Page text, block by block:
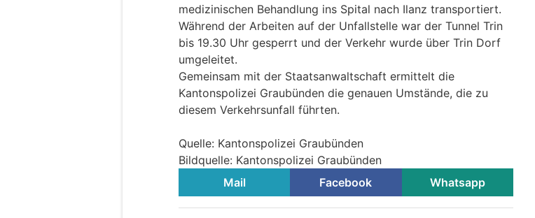
medizinischen Behandlung ins Spital nach Ilanz transportiert.
Während der Arbeiten auf der Unfallstelle war der Tunnel Trin
bis 19.30 Uhr gesperrt und der Verkehr wurde über Trin Dorf
umgeleitet.
Gemeinsam mit der Staatsanwaltschaft ermittelt die
Kantonspolizei Graubünden die genauen Umstände, die zu
diesem Verkehrsunfall führten.
Quelle: Kantonspolizei Graubünden
Bildquelle: Kantonspolizei Graubünden
Mail
Facebook Whatsapp